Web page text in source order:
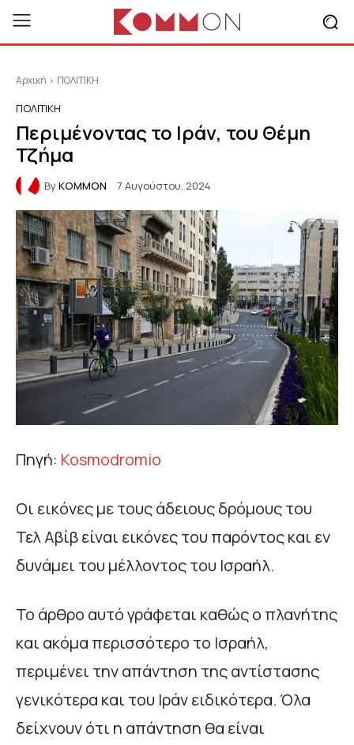
Αρχική ΠΟΛΙΤΙΚΗ
ΠΟΛΙΤΙΚΗ
Περιμένοντας το Ιράν, του Θέμη
Τζήμα
ByKOMMON 7 Αυγούστου, 2024
Πηγή: Kosmodromio
Οι εικόνες με τους άδειους δρόμους του
Τελ Αβίβ είναι εικόνες του παρόντος και εν
δυνάμει του μέλλοντος του Ισραήλ.
Το άρθρο αυτό γράφεται καθώς ο πλανήτης
και ακόμα περισσότερο το Ισραήλ,
περιμένει την απάντηση της αντίστασης
γενικότερα και του Ιράν ειδικότερα. Όλα
δείχνουν ότι η απάντηση θα είναι